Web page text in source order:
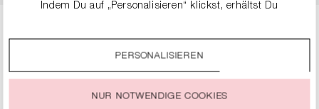
Indem Du auf „Personalisieren“ klickst, erhältst Du
Durch einen Klick auf das Auswahlfeld „Alle akzeptieren“
stimmst Du der Verwendung aller Cookies zu, die unter
PERSONALISIEREN
NUR NOTWENDIGE COOKIES